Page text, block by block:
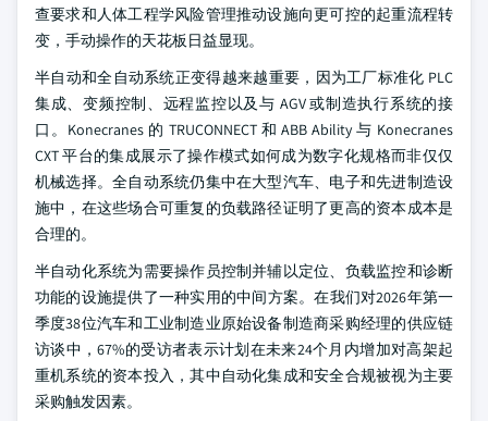
查要求和人体工程学风险管理推动设施向更可控的起重流程转
变，手动操作的天花板日益显现。
半自动和全自动系统正变得越来越重要，因为工厂标准化 PLC
集成、变频控制、远程监控以及与 AGV 或制造执行系统的接
口。Konecranes 的 TRUCONNECT 和 ABB Ability 与 Konecranes
CXT 平台的集成展示了操作模式如何成为数字化规格而非仅仅
机械选择。全自动系统仍集中在大型汽车、电子和先进制造设
施中，在这些场合可重复的负载路径证明了更高的资本成本是
合理的。
半自动化系统为需要操作员控制并辅以定位、负载监控和诊断
功能的设施提供了一种实用的中间方案。在我们对2026年第一
季度38位汽车和工业制造业原始设备制造商采购经理的供应链
访谈中，67%的受访者表示计划在未来24个月内增加对高架起
重机系统的资本投入，其中自动化集成和安全合规被视为主要
采购触发因素。